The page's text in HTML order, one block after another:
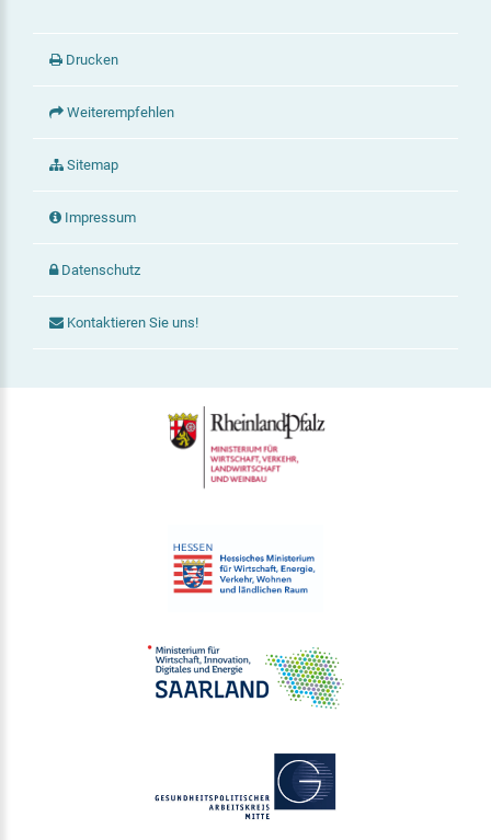
Drucken
Weiterempfehlen
Sitemap
Impressum
Datenschutz
Kontaktieren Sie uns!